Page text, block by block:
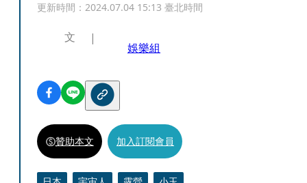
更新時間： 2024.07.04 15:13 臺北時間
文
娛樂組
贊助本文 加入訂閱會員